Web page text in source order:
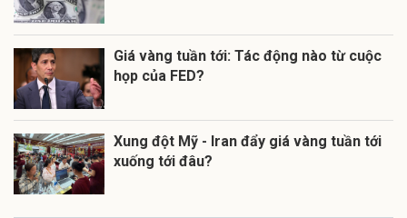
Giá vàng tuần tới: Tác động nào từ cuộc
họp của FED?
Xung đột Mỹ - Iran đẩy giá vàng tuần tới
xuống tới đâu?